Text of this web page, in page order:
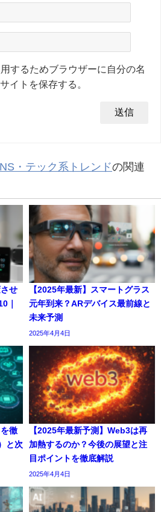
するためブラウザーに自分の名
イトを保存する。
・テック系トレンドの関連
せ
｜
【2025年最新】スマートグラス
元年到来？ARデバイス最前線と
未来予測
2025年4月4日
徹
と次
【2025年最新予測】Web3は再
加熱するのか？今後の展望と注
目ポイントを徹底解説
2025年4月4日